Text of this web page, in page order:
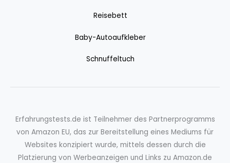
Reisebett
Baby-Autoaufkleber
Schnuffeltuch
Erfahrungstests.de ist Teilnehmer des Partnerprogramms
von Amazon EU, das zur Bereitstellung eines Mediums für
Websites konzipiert wurde, mittels dessen durch die
Platzierung von Werbeanzeigen und Links zu Amazon.de